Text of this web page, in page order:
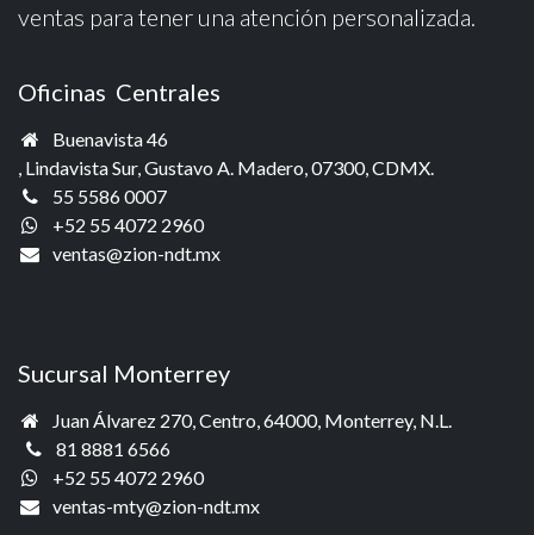
ventas para tener una atención personalizada.
Oficinas Centrales
Buenavista 46
, Lindavista Sur, Gustavo A. Madero, 07300, CDMX.
55 5586 0007
+52 55 4072 2960
ventas@zion-ndt.mx
Sucursal Monterrey
Juan Álvarez 270, Centro, 64000,Monterrey, N.L.
81 8881 6566
+52 55 4072 2960
ventas-mty@zion-ndt.mx